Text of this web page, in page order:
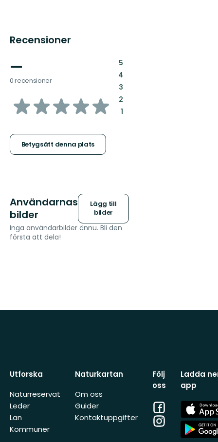
Recensioner
—
0 recensioner
av
stjärnor
Betygsätt denna plats
5:
4:
3:
2:
1:
Användarnas
bilder
Lägg till
bilder
Inga användarbilder ännu. Bli den
första att dela!
Utforska
Naturreservat
Leder
Län
Kommuner
Naturkartan
Om oss
Guider
Kontaktuppgifter
Följ
oss
Facebook
Instagram
Ladda
app
App
Store
App
Store